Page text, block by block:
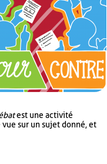
est une activité
sur un sujet donné, et